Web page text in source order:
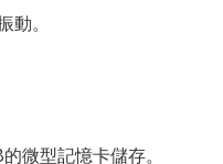
。
微型記憶卡儲存。